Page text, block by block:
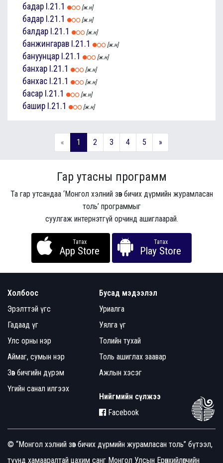
бадар I.21.1 [ж.н]
бадар I.21.1 [ж.н]
балдар I.21.1 [ж.н]
банжингарав I.21.1 [ж.н]
бануунцар I.21.1 [ж.н]
банхар I.21.1 [ж.н]
банхас I.21.1 [ж.н]
басар I.21.1 [ж.н]
башир I.21.1 [ж.н]
« 1 2 3 4 5 »
Гар утасны программ
Та гар утсандаа ‘Монгол хэлний зөв бичих дүрмийн журамласан
толь’ программыг
суулгаж интернэтгүй орчинд ашиглаарай.
Татах
App Store
Татах
Play Store
Холбоос
Эрэлттэй үгс
Гадаад үг
Улс орны нэр
Аймаг, сумын нэр
Зөв бичгийн дүрэм
Үгийн санал илгээх
Бусад мэдээлэл
Уриалга
Уялга үг
Толийн тухай
Толь ашиглах заавар
Ажлын хэсэг
Нийгмийн сүлжээ
Facebook
© “Монгол хэлний зөв бичих дүрмийн журамласан толь” бүтээл,
түүнд хамааралтай цахим санг Монгол Улсын Ерөнхийлөгчийн